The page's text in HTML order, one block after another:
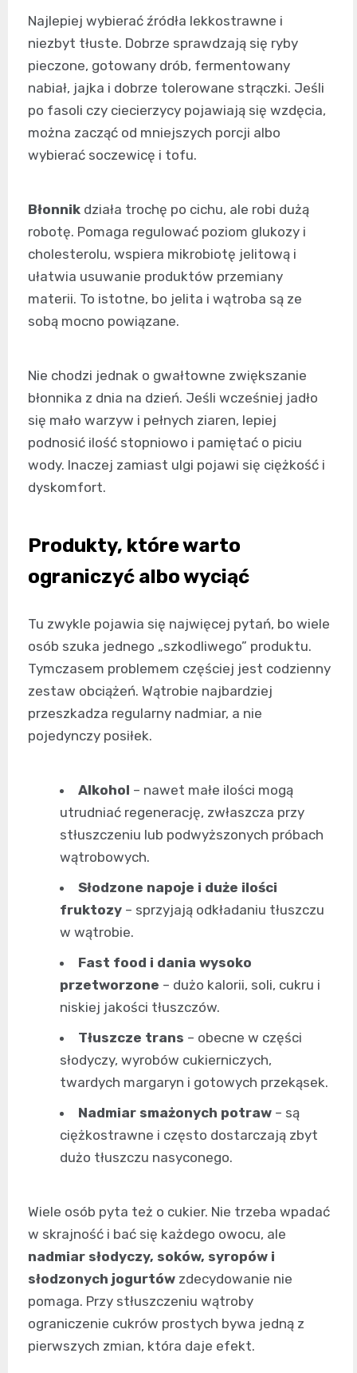
Najlepiej wybierać źródła lekkostrawne i
niezbyt tłuste. Dobrze sprawdzają się ryby
pieczone, gotowany drób, fermentowany
nabiał, jajka i dobrze tolerowane strączki. Jeśli
po fasoli czy ciecierzycy pojawiają się wzdęcia,
można zacząć od mniejszych porcji albo
wybierać soczewicę i tofu.
Błonnik działa trochę po cichu, ale robi dużą
robotę. Pomaga regulować poziom glukozy i
cholesterolu, wspiera mikrobiotę jelitową i
ułatwia usuwanie produktów przemiany
materii. To istotne, bo jelita i wątroba są ze
sobą mocno powiązane.
Nie chodzi jednak o gwałtowne zwiększanie
błonnika z dnia na dzień. Jeśli wcześniej jadło
się mało warzyw i pełnych ziaren, lepiej
podnosić ilość stopniowo i pamiętać o piciu
wody. Inaczej zamiast ulgi pojawi się ciężkość i
dyskomfort.
Produkty, które warto
ograniczyć albo wyciąć
Tu zwykle pojawia się najwięcej pytań, bo wiele
osób szuka jednego „szkodliwego” produktu.
Tymczasem problemem częściej jest codzienny
zestaw obciążeń. Wątrobie najbardziej
przeszkadza regularny nadmiar, a nie
pojedynczy posiłek.
Alkohol – nawet małe ilości mogą
utrudniać regenerację, zwłaszcza przy
stłuszczeniu lub podwyższonych próbach
wątrobowych.
Słodzone napoje i duże ilości
fruktozy – sprzyjają odkładaniu tłuszczu
w wątrobie.
Fast food i dania wysoko
przetworzone – dużo kalorii, soli, cukru i
niskiej jakości tłuszczów.
Tłuszcze trans – obecne w części
słodyczy, wyrobów cukierniczych,
twardych margaryn i gotowych przekąsek.
Nadmiar smażonych potraw – są
ciężkostrawne i często dostarczają zbyt
dużo tłuszczu nasyconego.
Wiele osób pyta też o cukier. Nie trzeba wpadać
w skrajność i bać się każdego owocu, ale
nadmiar słodyczy, soków, syropów i
słodzonych jogurtów zdecydowanie nie
pomaga. Przy stłuszczeniu wątroby
ograniczenie cukrów prostych bywa jedną z
pierwszych zmian, która daje efekt.